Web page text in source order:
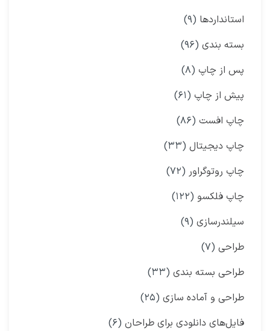
استانداردها (۹)
بسته بندی (۹۶)
پس از چاپ (۸)
پیش از چاپ (۶۱)
چاپ افست (۸۶)
چاپ دیجیتال (۳۳)
چاپ روتوگراور (۷۲)
چاپ فلکسو (۱۲۲)
سیلندرسازی (۹)
طراحی (۷)
طراحی بسته بندی (۳۳)
طراحی و آماده سازی (۲۵)
فایل‌های دانلودی برای طراحان (۶)